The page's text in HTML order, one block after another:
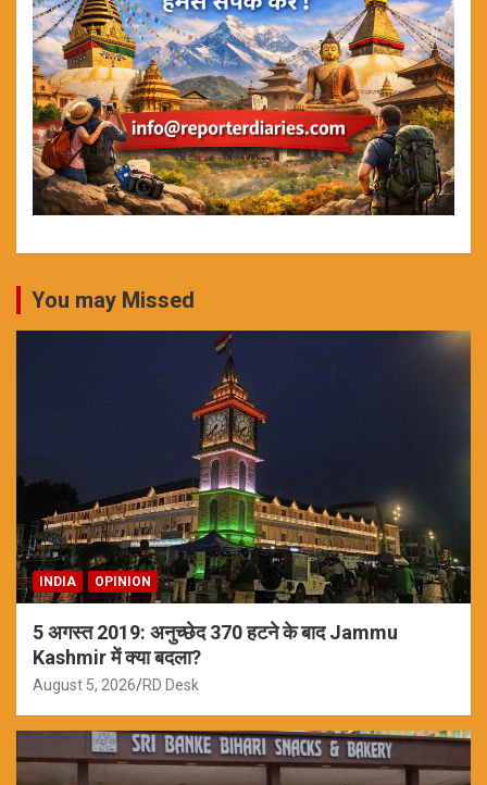
You may Missed
INDIA OPINION
5 अगस्त 2019: अनुच्छेद 370 हटने के बाद Jammu
Kashmir में क्या बदला?
August 5, 2026 RD Desk